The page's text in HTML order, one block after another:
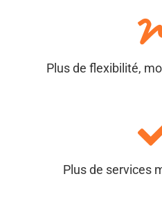
Plus de flexibilité,
Plus de services